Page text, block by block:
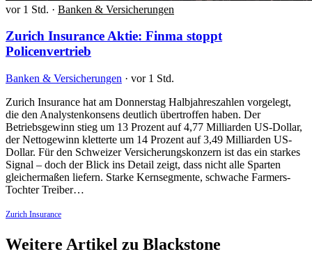
vor 1 Std. · Banken & Versicherungen
Zurich Insurance Aktie: Finma stoppt
Policenvertrieb
Banken & Versicherungen · vor 1 Std.
Zurich Insurance hat am Donnerstag Halbjahreszahlen vorgelegt,
die den Analystenkonsens deutlich übertroffen haben. Der
Betriebsgewinn stieg um 13 Prozent auf 4,77 Milliarden US-Dollar,
der Nettogewinn kletterte um 14 Prozent auf 3,49 Milliarden US-
Dollar. Für den Schweizer Versicherungskonzern ist das ein starkes
Signal – doch der Blick ins Detail zeigt, dass nicht alle Sparten
gleichermaßen liefern. Starke Kernsegmente, schwache Farmers-
Tochter Treiber…
Zurich Insurance
Weitere Artikel zu Blackstone